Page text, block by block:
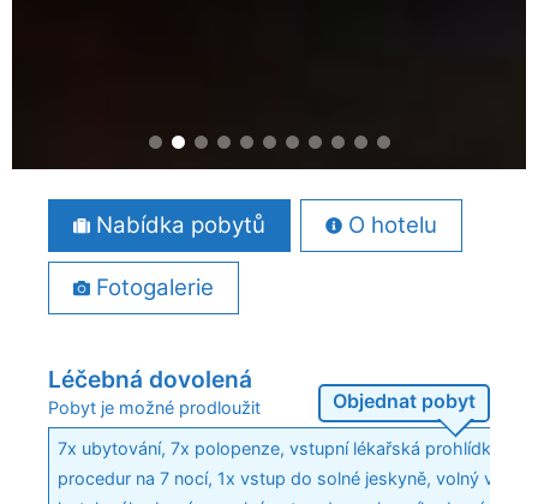
Nabídka pobytů O hotelu
Fotogalerie
Léčebná dovolená
Pobyt je možné prodloužit Objednat pobyt
7x ubytování, 7x polopenze, vstupní lékařská prohlídka, 10
procedur na 7 nocí, 1x vstup do solné jeskyně, volný vstup